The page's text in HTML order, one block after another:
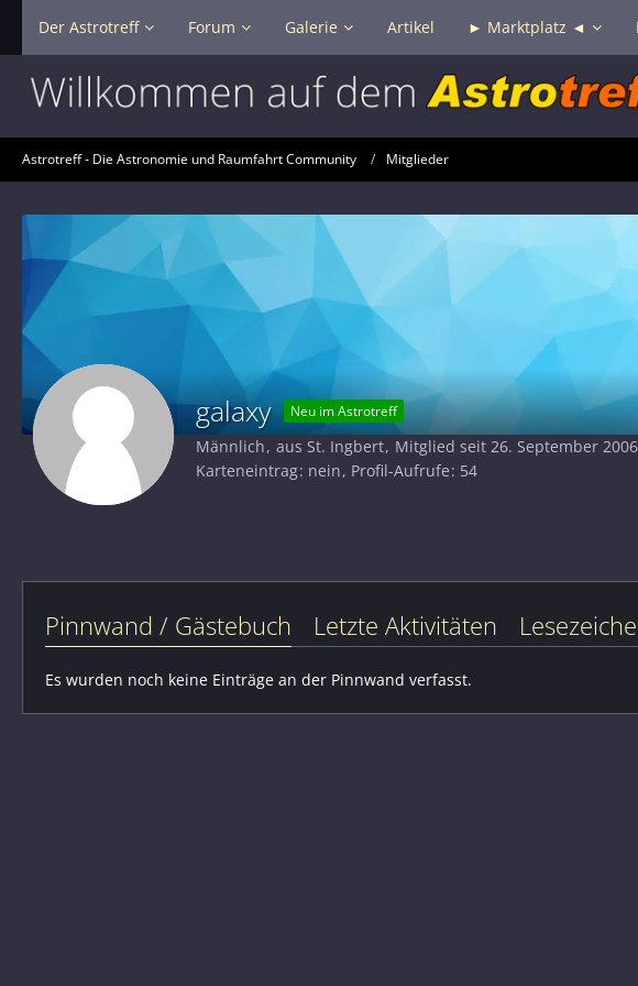
Der Astrotreff Forum Galerie Artikel ► Marktplatz ◄
Astrotreff - Die Astronomie und Raumfahrt Community Mitglieder
galaxy Neu im Astrotreff
Männlich aus St. Ingbert Mitglied seit 26. September 2006
Karteneintrag nein Profil-Aufrufe 54
Pinnwand / Gästebuch Letzte Aktivitäten
Es wurden noch keine Einträge an der Pinnwand verfasst.